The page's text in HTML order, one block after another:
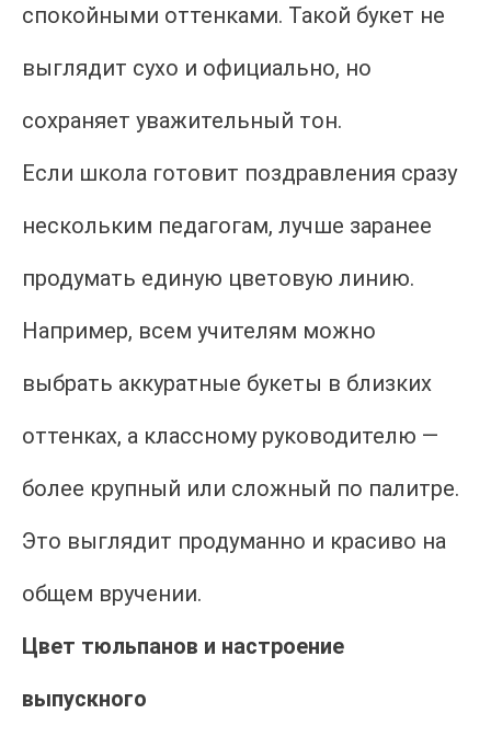
спокойными оттенками. Такой букет не
выглядит сухо и официально, но
сохраняет уважительный тон.
Если школа готовит поздравления сразу
нескольким педагогам, лучше заранее
продумать единую цветовую линию.
Например, всем учителям можно
выбрать аккуратные букеты в близких
оттенках, а классному руководителю —
более крупный или сложный по палитре.
Это выглядит продуманно и красиво на
общем вручении.
Цвет тюльпанов и настроение
выпускного